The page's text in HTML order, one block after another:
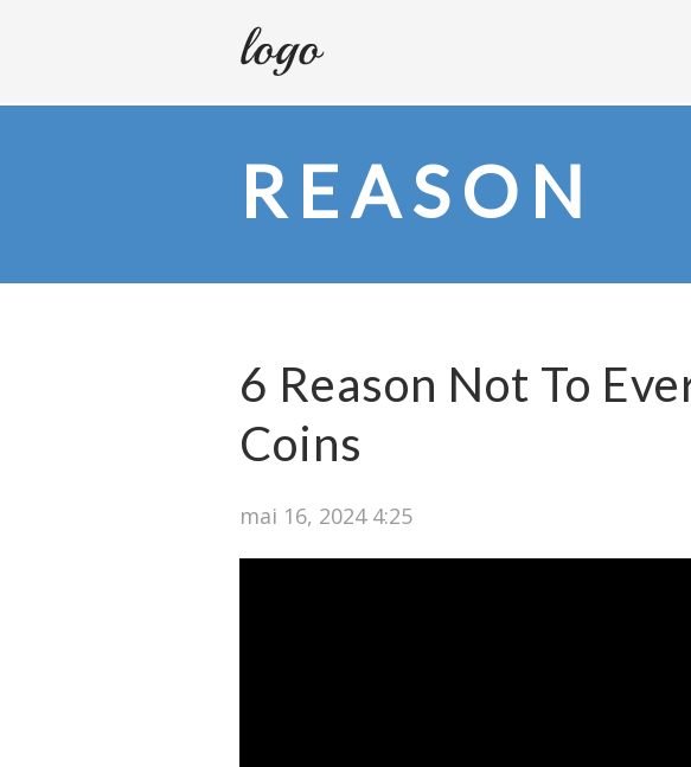
REASON
6 Reason Not To
Coins
mai 16, 2024 4:25